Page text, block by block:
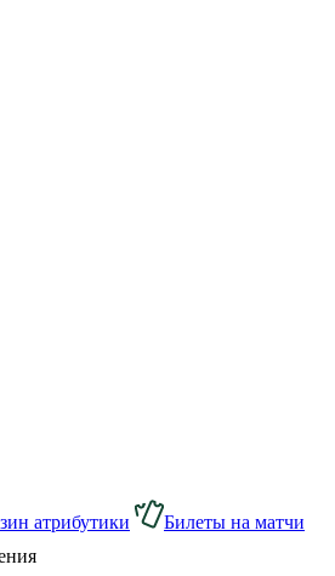
атрибутики
Билеты на матчи